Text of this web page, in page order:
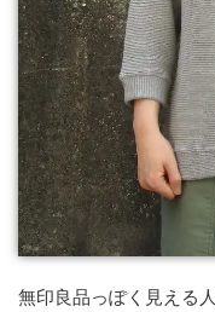
無印良品っぽく見える